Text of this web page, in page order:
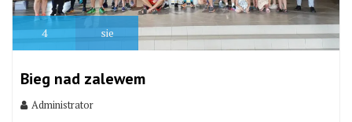
4 sie
Bieg nad zalewem
Administrator